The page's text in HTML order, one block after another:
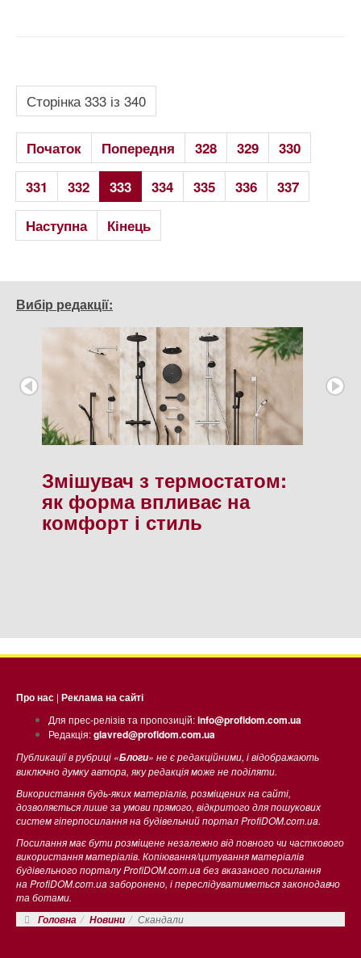
Сторінка 333 із 340
Початок Попередня 328 329
330
331
332 333 334 335 336
337
Наступна
Кінець
Вибір редакції:
Змішувач з термостатом:
як форма впливає на
комфорт і стиль
Про нас | Реклама на сайті
Для прес-релізів та пропозицій:info@profidom.com.ua
Редакція:glavred@profidom.com.ua
Публикації в рубриці «Блоги» не є редакційними, і відображають
виключно думку автора, яку редакція може не поділяти.
Використання будь-яких матеріалів, розміщених на сайті,
дозволяється лише за умови прямого, відкритого для пошукових
систем гіперпосилання на будівельний портал ProfiDOM.com.ua.
Посилання має бути розміщене незалежно від повного чи часткового
використання матеріалів. Копіювання/цитування матеріалів
будівельного порталу ProfiDOM.com.ua без вказаного посилання
на ProfiDOM.com.ua заборонено, і переслідуватиметься законодавчо
та ботами.
Головна
Новини Скандали